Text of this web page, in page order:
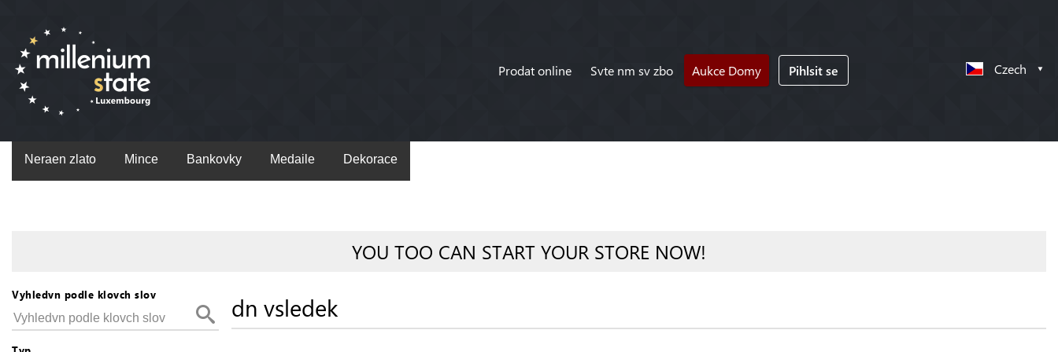
Prodat online Svte nm sv zbo Aukce Domy Pihlsit se Czech
Neraen zlato Mince Bankovky Medaile Dekorace
YOU TOO CAN START YOUR STORE NOW!
Vyhledvn podle klovch slov dn vsledek